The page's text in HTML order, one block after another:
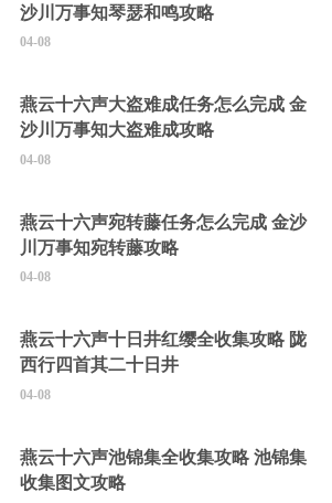
沙川万事知琴瑟和鸣攻略
04-08
燕云十六声大盗难成任务怎么完成 金
沙川万事知大盗难成攻略
04-08
燕云十六声宛转藤任务怎么完成 金沙
川万事知宛转藤攻略
04-08
燕云十六声十日井红缨全收集攻略 陇
西行四首其二十日井
04-08
燕云十六声池锦集全收集攻略 池锦集
收集图文攻略